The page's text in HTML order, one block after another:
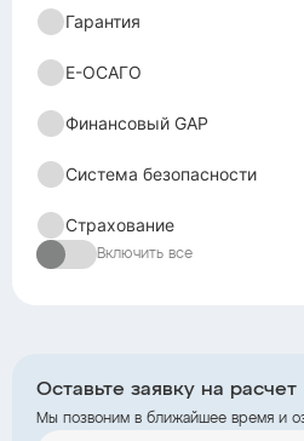
Гарантия
Е-ОСАГО
Финансовый GAP
Система безопасности
Страхование
Включить все
Оставьте заявку на расчет
Мы позвоним в ближайшее время и